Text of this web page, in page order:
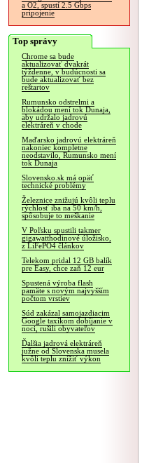
a O2, spustí 2.5 Gbps
pripojenie
Top správy
Chrome sa bude
aktualizovať dvakrát
týždenne, v budúcnosti sa
bude aktualizovať bez
reštartov
Rumunsko odstrelmi a
blokádou mení tok Dunaja,
aby udržalo jadrovú
elektráreň v chode
Maďarsko jadrovú elektráreň
nakoniec kompletne
neodstavilo, Rumunsko mení
tok Dunaja
Slovensko.sk má opäť
technické problémy
Železnice znižujú kvôli teplu
rýchlosť iba na 50 km/h,
spôsobuje to meškanie
V Poľsku spustili takmer
gigawatthodinové úložisko,
z LiFePO4 článkov
Telekom pridal 12 GB balík
pre Easy, chce zaň 12 eur
Spustená výroba flash
pamäte s novým najvyšším
počtom vrstiev
Súd zakázal samojazdiacim
Google taxíkom dobíjanie v
noci, rušili obyvateľov
Ďalšia jadrová elektráreň
južne od Slovenska musela
kvôli teplu znížiť výkon